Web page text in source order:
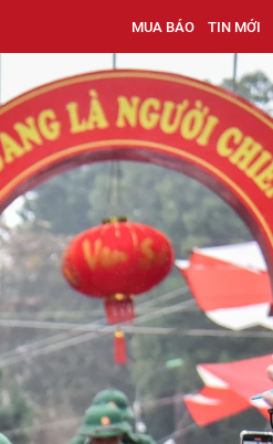
MUA BÁO TIN MỚI